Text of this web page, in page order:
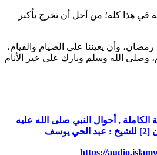
هذا كله؛ من أجل أن تخرج بأكبر
وأن يعيننا على الصيام والقيام،
وصلى الله وسلم وبارك على خير الأنام
, أحوال النبي صلى الله عليه
يوسف
https://